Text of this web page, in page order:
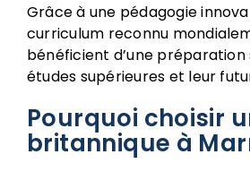
Grâce à une pédagogie
curriculum reconnu
bénéficient d’une préparation
études supérieures et leur
Pourquoi choisir
britannique à